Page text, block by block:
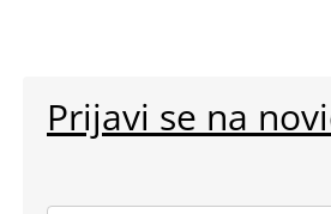
Prijavi se na